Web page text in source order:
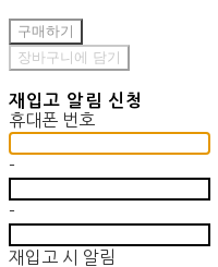
구매하기
장바구니에 담기
재입고 알림 신청
휴대폰 번호
-
-
재입고 시 알림